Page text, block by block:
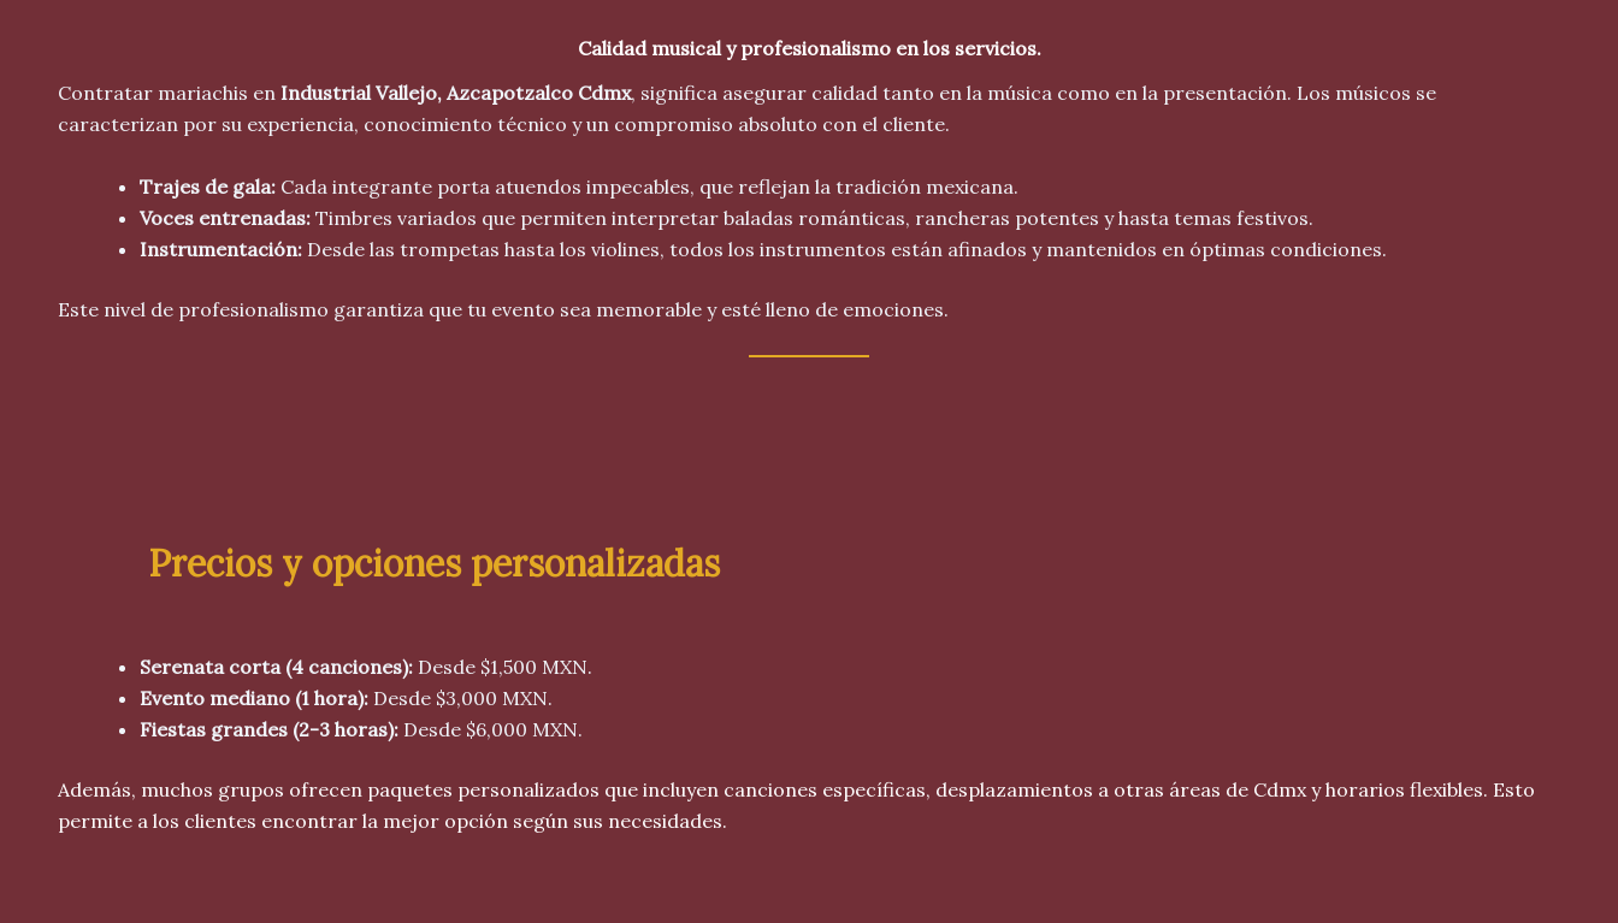
Calidad musical y profesionalismo en los servicios.
Contratar mariachis en Industrial Vallejo, Azcapotzalco Cdmx, significa asegurar calidad tanto en la música como en la presentación. Los músicos se
caracterizan por su experiencia, conocimiento técnico y un compromiso absoluto con el cliente.
Trajes de gala: Cada integrante porta atuendos impecables, que reflejan la tradición mexicana.
Voces entrenadas: Timbres variados que permiten interpretar baladas románticas, rancheras potentes y hasta temas festivos.
Instrumentación: Desde las trompetas hasta los violines, todos los instrumentos están afinados y mantenidos en óptimas condiciones.
Este nivel de profesionalismo garantiza que tu evento sea memorable y esté lleno de emociones.
Precios y opciones personalizadas
Serenata corta (4 canciones): Desde $1,500 MXN.
Evento mediano (1 hora): Desde $3,000 MXN.
Fiestas grandes (2-3 horas): Desde $6,000 MXN.
Además, muchos grupos ofrecen paquetes personalizados que incluyen canciones específicas, desplazamientos a otras áreas de Cdmx y horarios flexibles. Esto
permite a los clientes encontrar la mejor opción según sus necesidades.